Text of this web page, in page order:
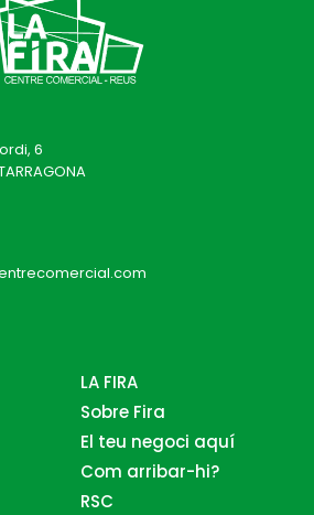
6
LA FIRA
Sobre Fira
El teu negoci aquí
Com arribar-hi?
RSC